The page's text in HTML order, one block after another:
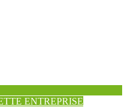
ENTREPRISE